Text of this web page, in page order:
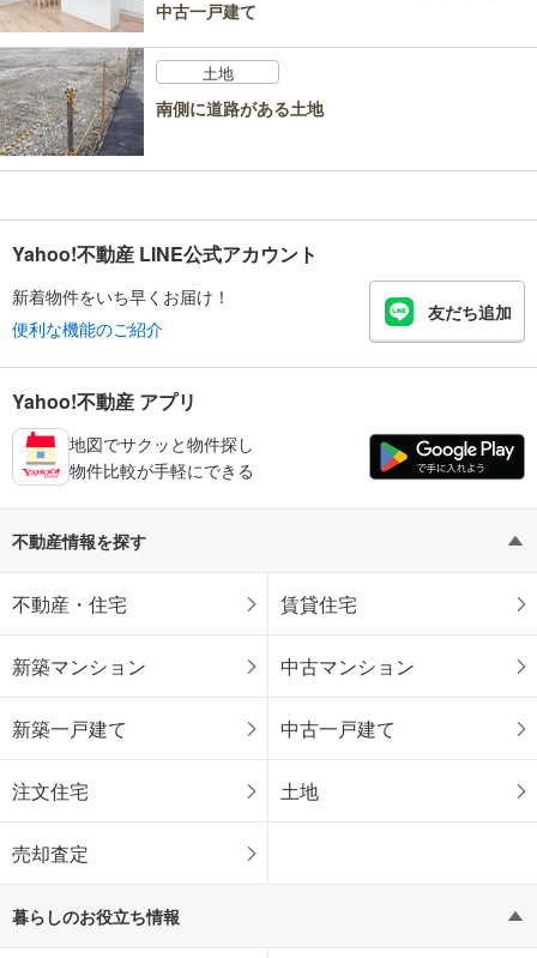
中古一戸建て
土地
南側に道路がある土地
Yahoo!不動産 LINE公式アカウント
新着物件をいち早くお届け！
便利な機能のご紹介
友だち追加
Yahoo!不動産 アプリ
地図でサクッと物件探し
物件比較が手軽にできる
不動産情報を探す
不動産・住宅 賃貸住宅
新築マンション 中古マンション
新築一戸建て 中古一戸建て
注文住宅 土地
売却査定
暮らしのお役立ち情報